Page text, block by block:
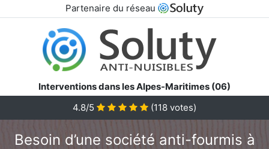
Partenaire du réseau
Interventions dans les Alpes-Maritimes (06)
4.8/5
(118 votes)
Besoin d’une société anti-fourmis à